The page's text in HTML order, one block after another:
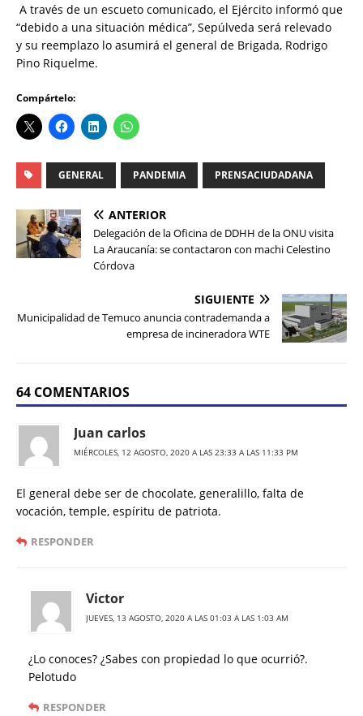
A través de un escueto comunicado, el Ejército informó que
“debido a una situación médica”, Sepúlveda será relevado
y su reemplazo lo asumirá el general de Brigada, Rodrigo
Pino Riquelme.
Compártelo:
GENERAL PANDEMIA PRENSACIUDADANA
ANTERIOR
Delegación de la Oficina de DDHH de la ONU visita
La Araucanía: se contactaron con machi Celestino
Córdova
SIGUIENTE
Municipalidad de Temuco anuncia contrademanda a
empresa de incineradora WTE
64 COMENTARIOS
Juan carlos
MIÉRCOLES, 12 AGOSTO, 2020 A LAS 23:33 A LAS 11:33 PM
El general debe ser de chocolate, generalillo, falta de
vocación, temple, espíritu de patriota.
RESPONDER
Victor
JUEVES, 13 AGOSTO, 2020 A LAS 01:03 A LAS 1:03 AM
¿Lo conoces? ¿Sabes con propiedad lo que ocurrió?.
Pelotudo
RESPONDER